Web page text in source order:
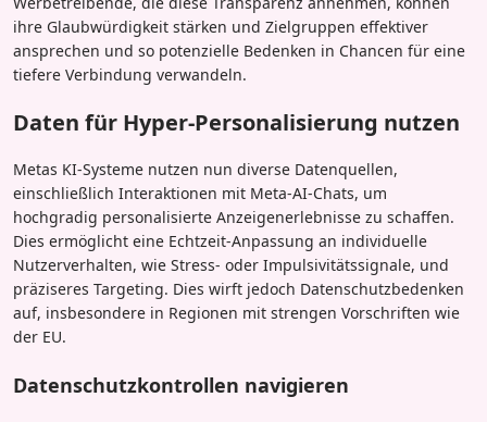
ihre Glaubwürdigkeit stärken und Zielgruppen effektiver
ansprechen und so potenzielle Bedenken in Chancen für eine
tiefere Verbindung verwandeln.
Daten für Hyper-Personalisierung nutzen
Metas KI-Systeme nutzen nun diverse Datenquellen,
einschließlich Interaktionen mit Meta-AI-Chats, um
hochgradig personalisierte Anzeigenerlebnisse zu schaffen.
Dies ermöglicht eine Echtzeit-Anpassung an individuelle
Nutzerverhalten, wie Stress- oder Impulsivitätssignale, und
präziseres Targeting. Dies wirft jedoch Datenschutzbedenken
auf, insbesondere in Regionen mit strengen Vorschriften wie
der EU.
Datenschutzkontrollen navigieren